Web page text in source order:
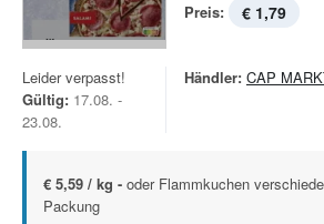
Preis: € 1,79
Leider verpasst!
Gültig: 17.08. -
23.08.
Händler: CAP
€ 5,59 / kg - oder Flammkuchen
Packung